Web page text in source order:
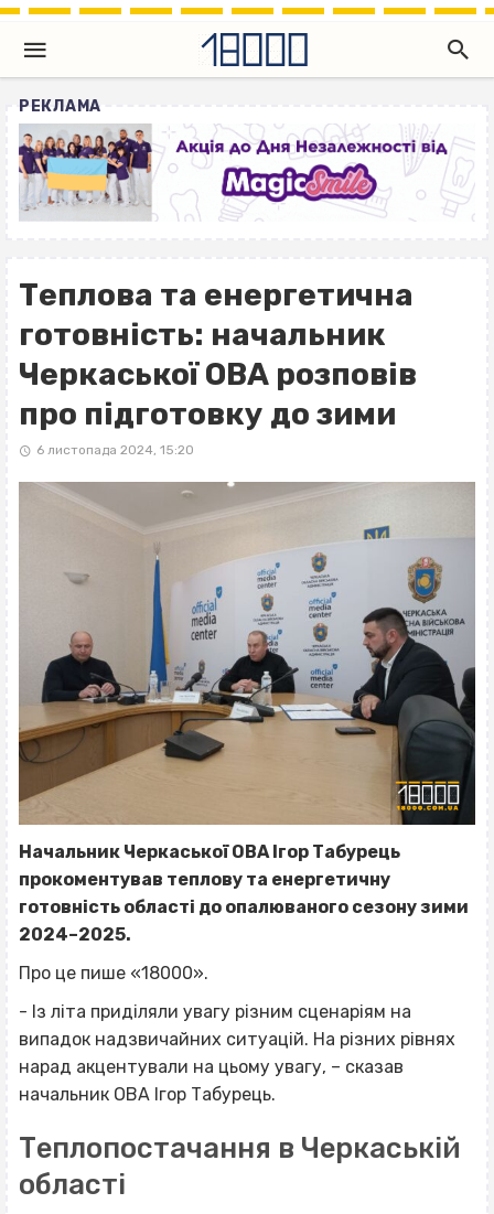
РЕКЛАМА
Теплова та енергетична
готовність: начальник
Черкаської ОВА розповів
про підготовку до зими
6 листопада 2024, 15:20
Начальник Черкаської ОВА Ігор Табурець
прокоментував теплову та енергетичну
готовність області до опалюваного сезону зими
2024–2025.
Про це пише «18000».
- Із літа приділяли увагу різним сценаріям на
випадок надзвичайних ситуацій. На різних рівнях
нарад акцентували на цьому увагу, – сказав
начальник ОВА Ігор Табурець.
Теплопостачання в Черкаській
області